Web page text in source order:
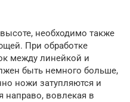
необходимо также
При обработке
между линейкой и
быть немного больше,
ножи затупляются и
направо, вовлекая в